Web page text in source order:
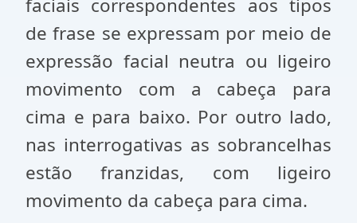
faciais correspondentes aos tipos
de frase se expressam por meio de
expressão facial neutra ou ligeiro
movimento com a cabeça para
cima e para baixo. Por outro lado,
nas interrogativas as sobrancelhas
estão franzidas, com ligeiro
movimento da cabeça para cima.